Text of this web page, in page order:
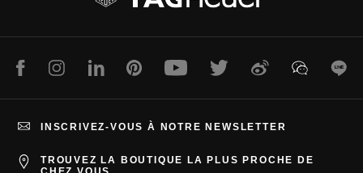
FacebookInstagramLinkedInPinterest Youtube Twitter Weibo WeChat
TROUVEZ LA BOUTIQUE LA PLUS PROCHE DE
INSCRIVEZ-VOUS À NOTRE NEWSLETTER